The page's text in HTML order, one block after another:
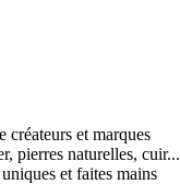
créateurs et marques
pierres naturelles, cuir...
et faites mains